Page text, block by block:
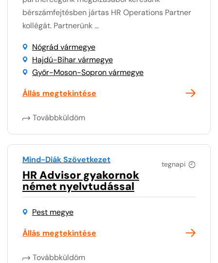
bérszámfejtésben jártas HR Operations Partner
kollégát. Partnerünk ...
Nógrád vármegye
Hajdú-Bihar vármegye
Győr-Moson-Sopron vármegye
Állás megtekintése
Továbbküldöm
tegnapi
Mind-Diák Szövetkezet
HR Advisor gyakornok
német nyelvtudással
Pest megye
Állás megtekintése
Továbbküldöm